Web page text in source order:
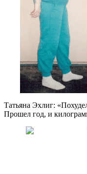
Татьяна Эхлиг:
Прошел год, и